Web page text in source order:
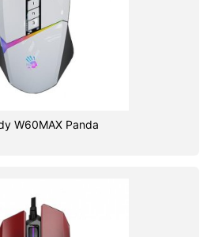
W60MAX Panda